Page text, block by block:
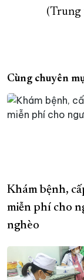
(Trung
Cùng chuyên
Khám bệnh,
miễn phí cho
nghèo